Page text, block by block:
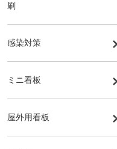
刷
感染対策
ミニ看板
屋外用看板